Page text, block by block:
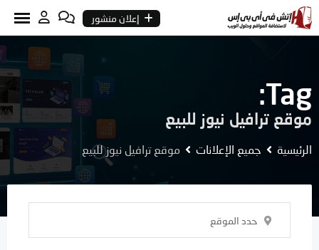
Skip
to
إعلان منشور
Tag:
موقع ترافيل نيوز للبيع
الرئيسية جميع الإعلانات موقع ترافيل نيوز للبيع
حدد الموقع